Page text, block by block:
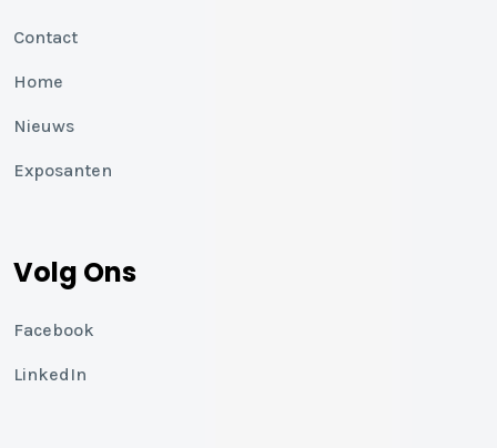
Contact
Home
Nieuws
Exposanten
Volg Ons
Facebook
LinkedIn